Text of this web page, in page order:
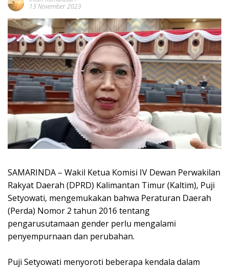
13 November 2023
SAMARINDA – Wakil Ketua Komisi IV Dewan Perwakilan
Rakyat Daerah (DPRD) Kalimantan Timur (Kaltim), Puji
Setyowati, mengemukakan bahwa Peraturan Daerah
(Perda) Nomor 2 tahun 2016 tentang
pengarusutamaan gender perlu mengalami
penyempurnaan dan perubahan.
Puji Setyowati menyoroti beberapa kendala dalam